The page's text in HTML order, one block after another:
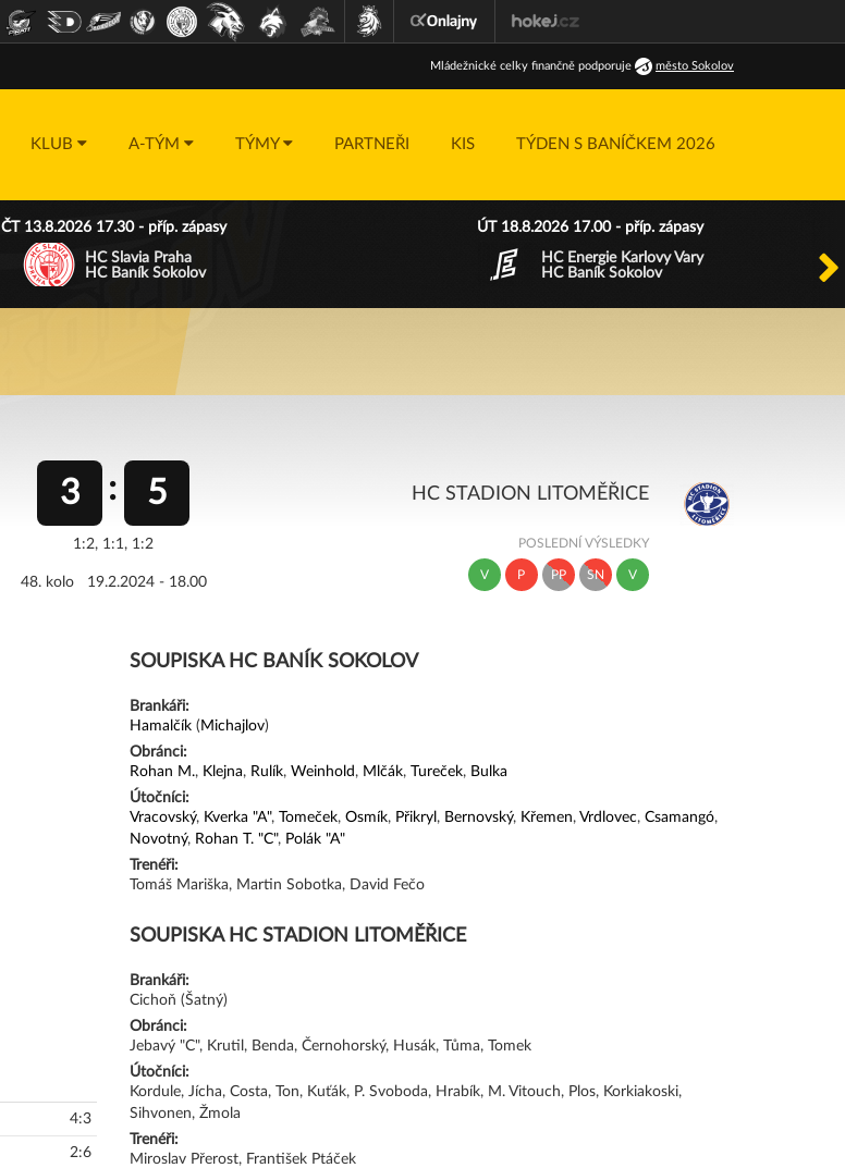
Ml ádežnické celky finančně podporuje město Sokolov
KLUB A-TÝM TÝMY PARTNEŘI KIS TÝDEN S BANÍČKEM 2026
ČT 13.8.2026 17.30 - příp. zápasy
HC Slavia Praha
HC Baník Sokolov
ÚT 18.8.2026 17.00 - příp. zápasy
HC Energie Karlovy Vary
HC Baník Sokolov
3 5
1:2, 1:1, 1:2
48. kolo 19.2.2024 - 18.00
HC STADION LITOMĚŘICE
POSLEDNÍ VÝSLEDKY
V P PP SN V
4:3
2:6
SOUPISKA HC BANÍK SOKOLOV
Brankáři:
Hamalčík ( Michajlov)
Obránci:
Rohan M., Klejna, Rulík, Weinhold, Mlčák, Tureček, Bulka
Útočníci:
Vracovský, Kverka "A", Tomeček, Osmík, Přikryl , Bernovský, Křemen, Vrdlovec, Csamangó,
Novotný, Rohan T. "C", Polák "A"
Trenéři:
Tomáš Mariška, Martin Sobotka, David Fečo
SOUPISKA HC STADION LITOMĚŘICE
Brankáři:
Cichoň (Šatný)
Obránci:
Jebavý "C", Krutil, Benda, Černohorský, Husák, Tůma, Tomek
Útočníci:
Kordule, Jícha, Costa, Ton, Kuťák, P. Svoboda, Hrabík, M. Vitouch, Plos, Korkiakoski,
Sihvonen, Žmola
Trenéři:
Miroslav Přerost, František Ptáček